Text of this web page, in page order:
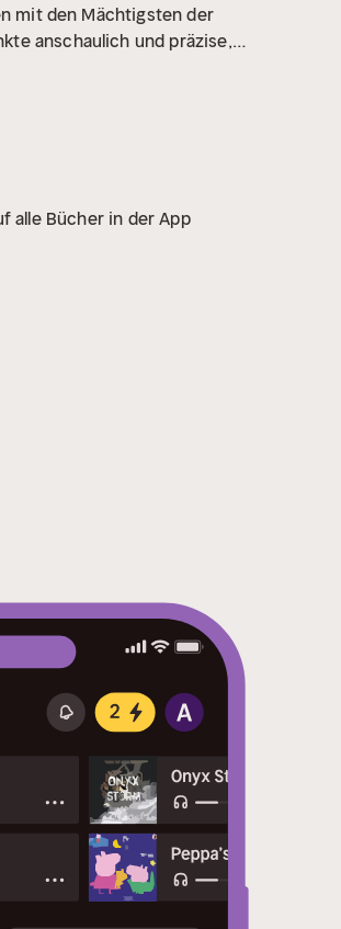
mit den Mächtigsten der
anschaulich und präzise,
alle Bücher in der App